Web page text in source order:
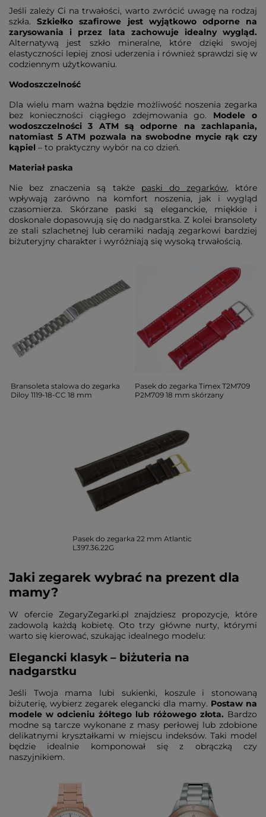
Jeśli zależy Ci na trwałości, warto zwrócić uwagę na rodzaj
szkła.Szkiełko szafirowe jest wyjątkowo odporne na
zarysowania i przez lata zachowuje idealny wygląd.
Alternatywą jest szkło mineralne, które dzięki swojej
elastyczności lepiej znosi uderzenia i również sprawdzi się w
codziennym użytkowaniu.
Wodoszczelność
Dla wielu mam ważna będzie możliwość noszenia zegarka
bez konieczności ciągłego zdejmowania go. Modele o
wodoszczelności 3 ATM są odporne na zachlapania,
natomiast 5 ATM pozwala na swobodne mycie rąk czy
kąpiel – to praktyczny wybór na co dzień.
Materiał paska
Nie bez znaczenia są także paski do zegarków, które
wpływają zarówno na komfort noszenia, jak i wygląd
czasomierza. Skórzane paski są eleganckie, miękkie i
doskonale dopasowują się do nadgarstka. Z kolei bransolety
ze stali szlachetnej lub ceramiki nadają zegarkowi bardziej
biżuteryjny charakter i wyróżniają się wysoką trwałością.
Bransoleta stalowa do zegarka
Diloy 1119-18-CC 18 mm
Pasek do zegarka Timex T2M709
P2M709 18 mm skórzany
Pasek do zegarka 22 mm Atlantic
L397.36.22G
Jaki zegarek wybrać na prezent dla
mamy?
W ofercie ZegaryZegarki.pl znajdziesz propozycje, które
zadowolą każdą kobietę. Oto trzy główne nurty, którymi
warto się kierować, szukając idealnego modelu:
Elegancki klasyk – biżuteria na
nadgarstku
Jeśli Twoja mama lubi sukienki, koszule i stonowaną
biżuterię, wybierz zegarek elegancki dla mamy. Postaw na
modele w odcieniu żółtego lub różowego złota. Bardzo
modne są tarcze wykonane z masy perłowej lub zdobione
delikatnymi kryształkami w miejscu indeksów. Taki model
będzie idealnie komponował się z obrączką czy
naszyjnikiem.